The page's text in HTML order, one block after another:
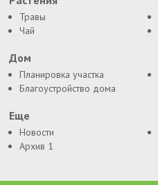
Травы
Чай
Дом
Планировка участка
Благоустройство дома
Еще
Новости
Архив 1